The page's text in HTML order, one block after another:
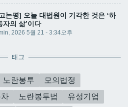
논평] 오늘 대법원이 기각한 것은 ‘하
자의 삶’이다
, 2026 5월 21 - 3:34오후
태그
노란봉투
모의법정
노란봉투법
유성기업